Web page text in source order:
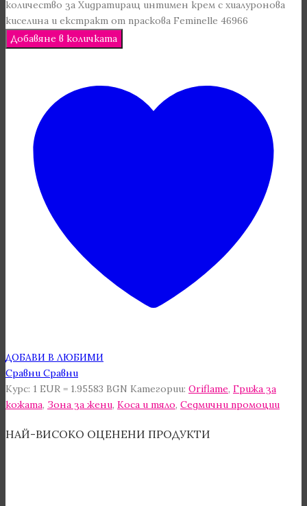
количество за Хидратиращ интимен крем с хиалуронова
киселина и екстракт от праскова Feminelle 46966
Добавяне в количката
ДОБАВИ В ЛЮБИМИ
Сравни Сравни
Курс: 1 EUR = 1.95583 BGN Категории: Oriflame, Грижа за
кожата, Зона за жени, Коса и тяло, Седмични промоции
НАЙ-ВИСОКО ОЦЕНЕНИ ПРОДУКТИ